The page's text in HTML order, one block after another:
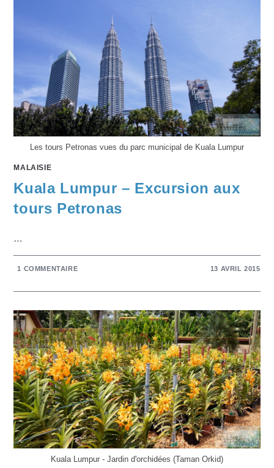
Les tours Petronas vues du parc municipal de Kuala Lumpur
MALAISIE
Kuala Lumpur – Excursion aux
tours Petronas
…
1 COMMENTAIRE 13 AVRIL 2015
Kuala Lumpur - Jardin d'orchidées (Taman Orkid)